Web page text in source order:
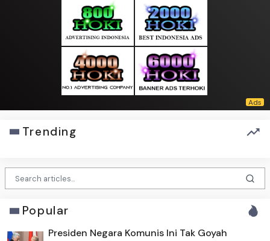
Trending
Popular
Presiden Negara Komunis Ini Tak Goyah